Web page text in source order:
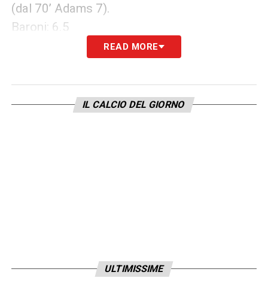
(dal 70’ Adams 7).
Baroni: 6.5
READ MORE
IL CALCIO DEL GIORNO
ULTIMISSIME